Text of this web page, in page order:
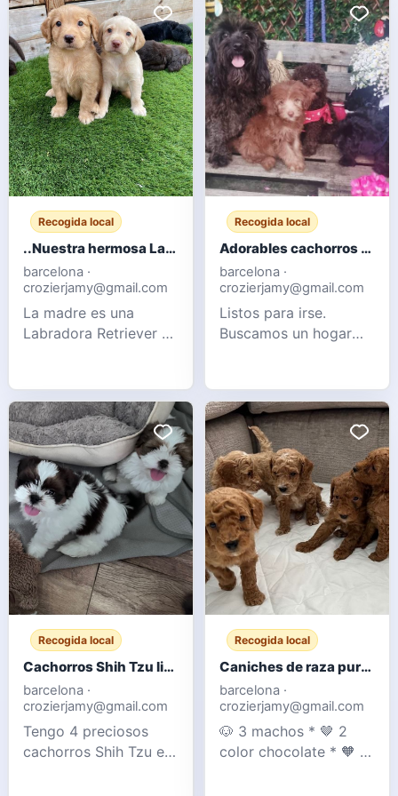
Recogida local
..Nuestra hermosa Labradora chocolate ha dado a luz a 10 cachorros robustos.
barcelona ·
crozierjamy@gmail.com
La madre es una
Labradora Retriever de
Kennel Club. El padre
es un apuesto
Labrador rojo zorro.
Los cachorros están
bien socializados con
niños y tienen un
carácter tranquilo pero
enérgico. Tenemos 1 m
Recogida local
Adorables cachorros Cockapoo F1b
barcelona ·
crozierjamy@gmail.com
Listos para irse.
Buscamos un hogar
Cockapoo. Se crían
con niños y otros
animales (gatos).
Ambos padres son
nuestras mascotas y
se pueden ver con
ellos. Su madre es una
Cockapoo F1 y su
padre un Caniche Mi
Recogida local
Cachorros Shih Tzu listos para entregar
barcelona ·
crozierjamy@gmail.com
Tengo 4 preciosos
cachorros Shih Tzu en
Recogida local
Caniches de raza pura color chocolate y albaricoque - Registrados en el Club de Caniches
barcelona ·
crozierjamy@gmail.com
🐶 3 machos * 🤎 2
color chocolate * 🧡 1